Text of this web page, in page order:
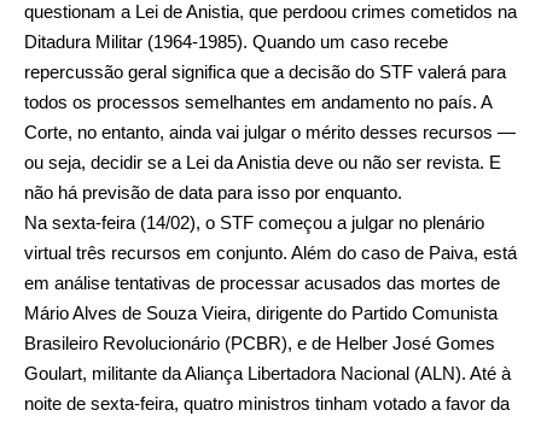
questionam a Lei de Anistia, que perdoou crimes cometidos na
Ditadura Militar (1964-1985). Quando um caso recebe
repercussão geral significa que a decisão do STF valerá para
todos os processos semelhantes em andamento no país. A
Corte, no entanto, ainda vai julgar o mérito desses recursos —
ou seja, decidir se a Lei da Anistia deve ou não ser revista. E
não há previsão de data para isso por enquanto.
Na sexta-feira (14/02), o STF começou a julgar no plenário
virtual três recursos em conjunto. Além do caso de Paiva, está
em análise tentativas de processar acusados das mortes de
Mário Alves de Souza Vieira, dirigente do Partido Comunista
Brasileiro Revolucionário (PCBR), e de Helber José Gomes
Goulart, militante da Aliança Libertadora Nacional (ALN). Até à
noite de sexta-feira, quatro ministros tinham votado a favor da